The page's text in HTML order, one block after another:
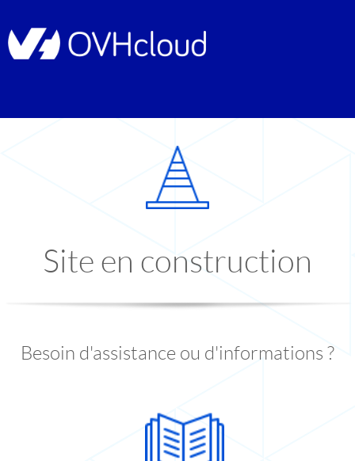
Site en construction
Besoin d'assistance ou d'informations ?